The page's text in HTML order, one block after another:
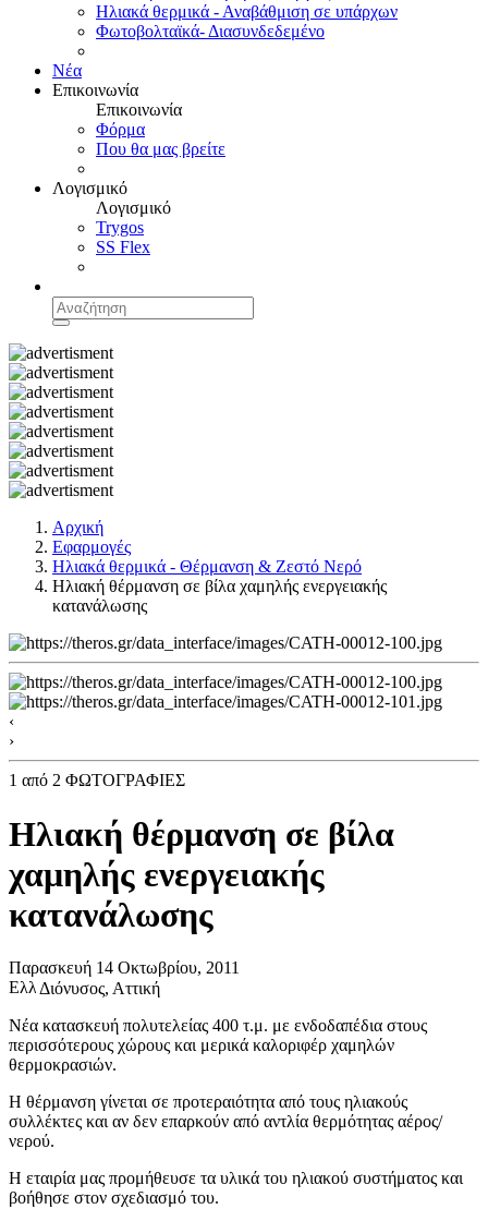
Ηλιακά θερμικά - Αναβάθμιση σε υπάρχων
Φωτοβολταϊκά- Διασυνδεδεμένο
Νέα
Επικοινωνία
Επικοινωνία
Φόρμα
Που θα μας βρείτε
Λογισμικό
Λογισμικό
Trygos
SS Flex
Αρχική
Εφαρμογές
Ηλιακά θερμικά - Θέρμανση & Ζεστό Νερό
Ηλιακή θέρμανση σε βίλα χαμηλής ενεργειακής
κατανάλωσης
‹
›
1 από 2 ΦΩΤΟΓΡΑΦΙΕΣ
Ηλιακή θέρμανση σε βίλα
χαμηλής ενεργειακής
κατανάλωσης
Παρασκευή 14 Οκτωβρίου, 2011
Διόνυσος, Αττική
Νέα κατασκευή πολυτελείας 400 τ.μ. με ενδοδαπέδια στους
περισσότερους χώρους και μερικά καλοριφέρ χαμηλών
θερμοκρασιών.
Η θέρμανση γίνεται σε προτεραιότητα από τους ηλιακούς
συλλέκτες και αν δεν επαρκούν από αντλία θερμότητας αέρος/
νερού.
Η εταιρία μας προμήθευσε τα υλικά του ηλιακού συστήματος και
βοήθησε στον σχεδιασμό του.